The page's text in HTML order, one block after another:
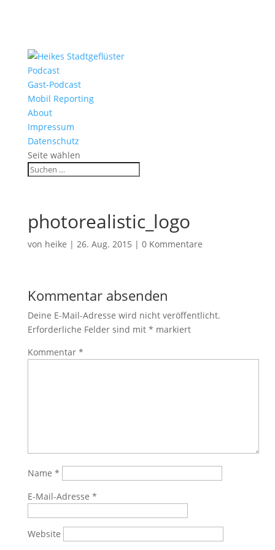
Podcast
Gast-Podcast
Mobil Reporting
About
Impressum
Datenschutz
Seite wählen
photorealistic_logo
von heike | 26. Aug. 2015 | 0 Kommentare
Kommentar absenden
Deine E-Mail-Adresse wird nicht veröffentlicht.
Erforderliche Felder sind mit * markiert
Kommentar *
Name *
E-Mail-Adresse *
Website